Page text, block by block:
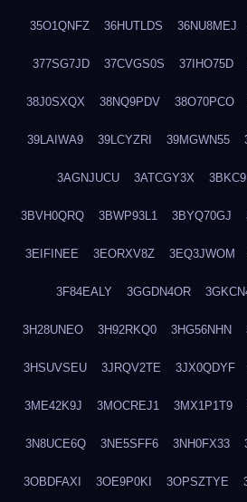
35O1QNFZ 36HUTLDS 36NU8MEJ
377SG7JD 37CVGS0S 37IHO75D
38J0SXQX 38NQ9PDV 38O70PCO
39LAIWA9 39LCYZRI 39MGWN55
3AGNJUCU 3ATCGY3X
3BVH0QRQ 3BWP93L1 3BYQ70GJ
3EIFINEE 3EORXV8Z 3EQ3JWOM
3F84EALY 3GGDN4OR
3H28UNEO 3H92RKQ0 3HG56NHN
3HSUVSEU 3JRQV2TE 3JX0QDYF
3ME42K9J 3MOCREJ1 3MX1P1T9
3N8UCE6Q 3NE5SFF6 3NH0FX33
3OBDFAXI 3OE9P0KI 3OPSZTYE